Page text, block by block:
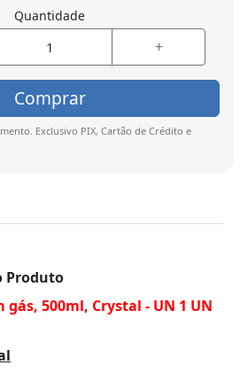
Quantidade
+
Comprar
Exclusivo PIX, Cartão de Crédito e
Produto
500ml, Crystal - UN 1 UN